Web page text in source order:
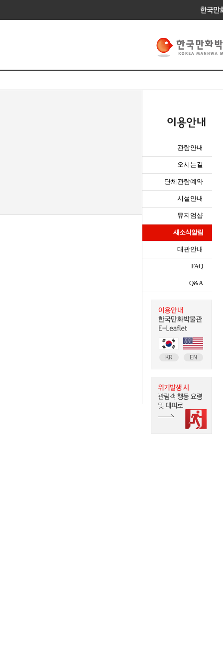
관람안내
오시는길
단체관람예약
시설안내
뮤지엄샵
새소식알림
대관안내
FAQ
Q&A